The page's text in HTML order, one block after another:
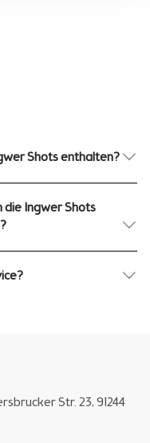
Shots enthalten?
die Ingwer Shots
Str. 23, 91244